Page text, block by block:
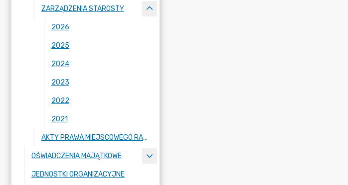
ZARZĄDZENIA STAROSTY
2026
2025
2024
2023
2022
2021
AKTY PRAWA MIEJSCOWEGO RADY POWIATU ZGORZELECKIEGO
OŚWIADCZENIA MAJĄTKOWE
JEDNOSTKI ORGANIZACYJNE